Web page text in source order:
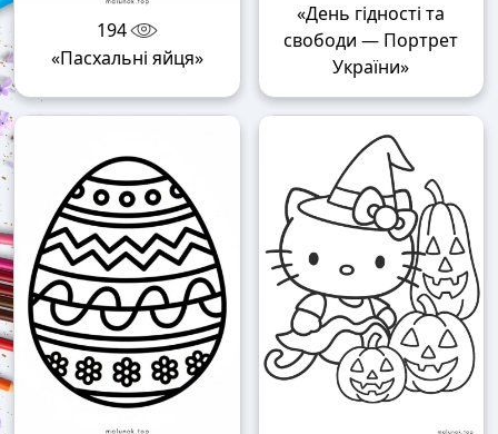
194
«Пасхальні яйця»
«День гідності та
свободи — Портрет
України»